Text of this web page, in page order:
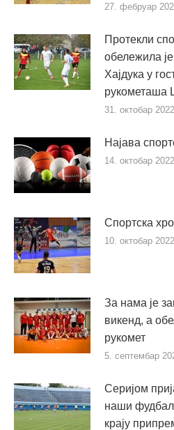
27. фебруар
Протекли
обележила
Хајдука у
рукометаша
31. октобар
Најава
14. октобар
Спортска
10. октобар
За нама је
викенд, а
рукомет
5. септембар
Серијом
наши
крају